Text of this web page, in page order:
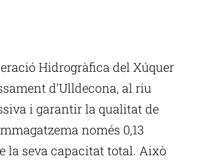
Hidrogràfica del Xúquer
d’Ulldecona, al riu
i garantir la qualitat de
només 0,13
la seva capacitat total. Això